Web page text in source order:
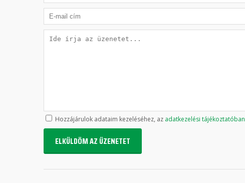
Hozzájárulok adataim kezeléséhez, az adatkezelési tájékoztatóban
ELKÜLDÖM AZ ÜZENETET